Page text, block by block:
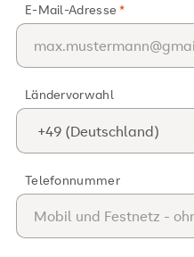
E-Mail-Adresse
Ländervorwahl
Telefonnummer